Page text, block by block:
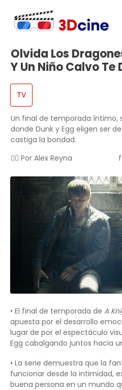
Olvida Los
Y Un Niño Calvo Te
TV
Un final de temporada íntimo,
donde Dunk y Egg eligen ser
castiga la bondad.
✍🏻 Por Alex Reyna
• El final de temporada de A
apuesta por el desarrollo
lugar de por el espectáculo
Egg cabalgando juntos hacia
• La serie demuestra que la
funcionar desde la intimidad,
buena persona en un mundo